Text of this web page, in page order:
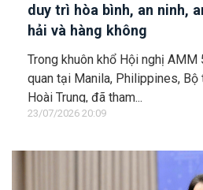
duy trì hòa bình, an ninh,
hải và hàng không
Trong khuôn khổ Hội nghị
quan tại Manila, Philippines,
Hoài Trung, đã tham...
23/07/2026 20:09